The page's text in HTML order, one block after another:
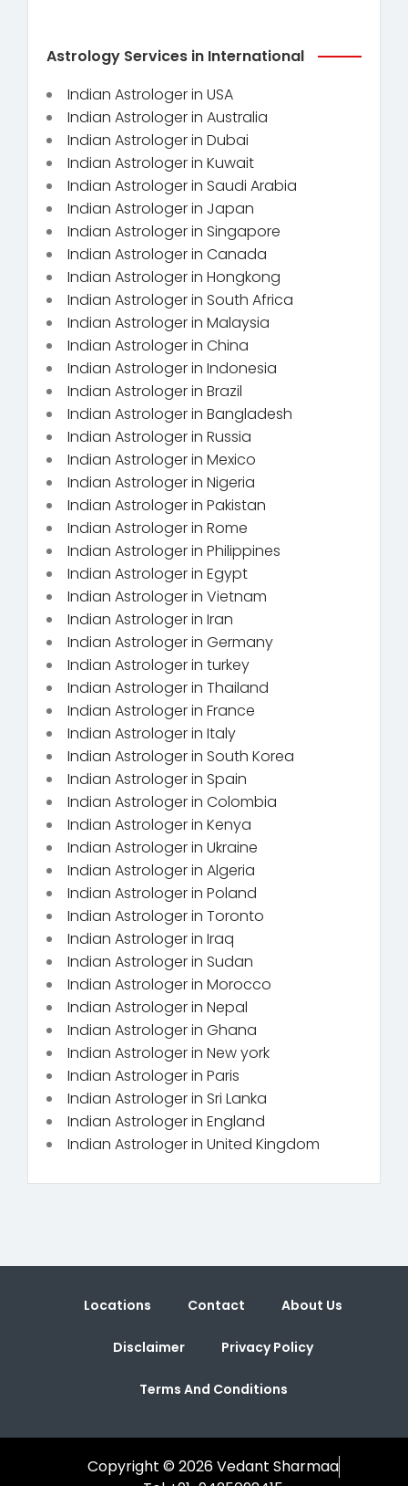
Astrology Services in International
Indian Astrologer in USA
Indian Astrologer in Australia
Indian Astrologer in Dubai
Indian Astrologer in Kuwait
Indian Astrologer in Saudi Arabia
Indian Astrologer in Japan
Indian Astrologer in Singapore
Indian Astrologer in Canada
Indian Astrologer in Hongkong
Indian Astrologer in South Africa
Indian Astrologer in Malaysia
Indian Astrologer in China
Indian Astrologer in Indonesia
Indian Astrologer in Brazil
Indian Astrologer in Bangladesh
Indian Astrologer in Russia
Indian Astrologer in Mexico
Indian Astrologer in Nigeria
Indian Astrologer in Pakistan
Indian Astrologer in Rome
Indian Astrologer in Philippines
Indian Astrologer in Egypt
Indian Astrologer in Vietnam
Indian Astrologer in Iran
Indian Astrologer in Germany
Indian Astrologer in turkey
Indian Astrologer in Thailand
Indian Astrologer in France
Indian Astrologer in Italy
Indian Astrologer in South Korea
Indian Astrologer in Spain
Indian Astrologer in Colombia
Indian Astrologer in Kenya
Indian Astrologer in Ukraine
Indian Astrologer in Algeria
Indian Astrologer in Poland
Indian Astrologer in Toronto
Indian Astrologer in Iraq
Indian Astrologer in Sudan
Indian Astrologer in Morocco
Indian Astrologer in Nepal
Indian Astrologer in Ghana
Indian Astrologer in New york
Indian Astrologer in Paris
Indian Astrologer in Sri Lanka
Indian Astrologer in England
Indian Astrologer in United Kingdom
Locations Contact About Us
Disclaimer Privacy Policy
Terms And Conditions
Copyright © 2026 Vedant Sharmaa